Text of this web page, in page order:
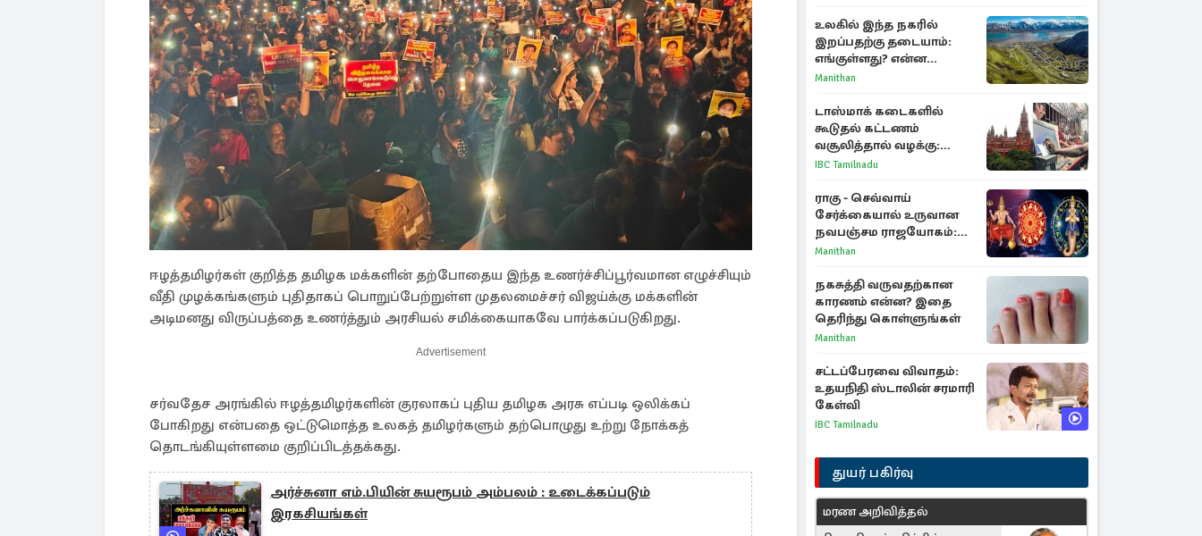
ஈழத்தமிழர்கள் குறித்த தமிழக மக்களின் தற்போதைய இந்த உணர்ச்சிப்பூர்வமான எழுச்சியும்
வீதி முழக்கங்களும் புதிதாகப் பொறுப்பேற்றுள்ள முதலமைச்சர் விஜய்க்கு மக்களின்
அடிமனது விருப்பத்தை உணர்த்தும் அரசியல் சமிக்கையாகவே பார்க்கப்படுகிறது.
Advertisement
சர்வதேச அரங்கில் ஈழத்தமிழர்களின் குரலாகப் புதிய தமிழக அரசு எப்படி ஒலிக்கப்
போகிறது என்பதை ஒட்டுமொத்த உலகத் தமிழர்களும் தற்பொழுது உற்று நோக்கத்
தொடங்கியுள்ளமை குறிப்பிடத்தக்கது.
அர்ச்சுனா எம்.பியின் சுயரூபம் அம்பலம் : உடைக்கப்படும்
இரகசியங்கள்
உலகில் இந்த நகரில்
இறப்பதற்கு தடையாம்:
எங்குள்ளது? என்ன
காரணம் தெரியுமா?
Manithan
டாஸ்மாக் கடைகளில்
கூடுதல் கட்டணம்
வசூலித்தால் வழக்கு:
சென்னை உயர்நீதிமன்றம்
IBC Tamilnadu
ராகு - செவ்வாய்
சேர்க்கையால் உருவான
நவபஞ்சம ராஜயோகம்:
அதிர்ஷ்டம் பெறும் 3
Manithan
நகசுத்தி வருவதற்கான
காரணம் என்ன? இதை
தெரிந்து கொள்ளுங்கள்
Manithan
சட்டப்பேரவை விவாதம்:
உதயநிதி ஸ்டாலின் சரமாரி
கேள்வி
IBC Tamilnadu
துயர் பகிர்வு
மரண அறிவித்தல்